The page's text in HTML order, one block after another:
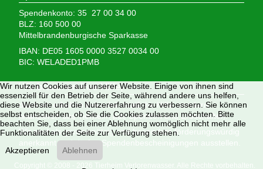
Spendenkonto: 35 27 00 34 00
BLZ: 160 500 00
Mittelbrandenburgische Sparkasse
IBAN: DE05 1605 0000 3527 0034 00
BIC: WELADED1PMB
Wir brauchen Ihre Hilfe,
denn wir erhalten keinerlei staatliche Hilfe, sondern
finanzieren das Tierheim aus Spenden und Erbschaften.
Wir sind als gemeinnützig und besonders förderungswürdig
anerkannt und dürfen Spendenbescheinigungen ausstellen.
Copyright © 2008 - 2026 Tierheim Verlorenwasser. Alle Rechte vorbehalten.
Wir nutzen Cookies auf unserer Website. Einige von ihnen sind
essenziell für den Betrieb der Seite, während andere uns helfen,
diese Website und die Nutzererfahrung zu verbessern. Sie können
selbst entscheiden, ob Sie die Cookies zulassen möchten. Bitte
beachten Sie, dass bei einer Ablehnung womöglich nicht mehr alle
Funktionalitäten der Seite zur Verfügung stehen.
Akzeptieren
Ablehnen